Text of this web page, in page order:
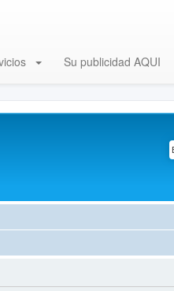
Su publicidad AQUI